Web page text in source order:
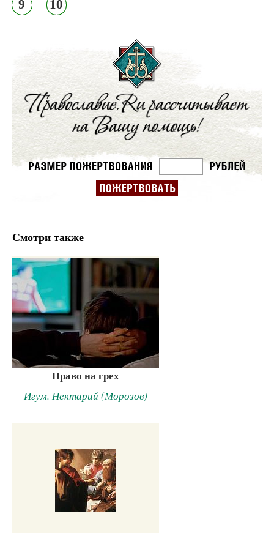
9 10
Смотри также
Право на грех
Игум. Нектарий (Морозов)